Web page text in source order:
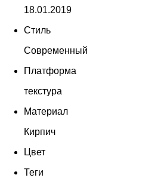
18.01.2019
Стиль
Современный
Платформа
текстура
Материал
Кирпич
Цвет
Теги